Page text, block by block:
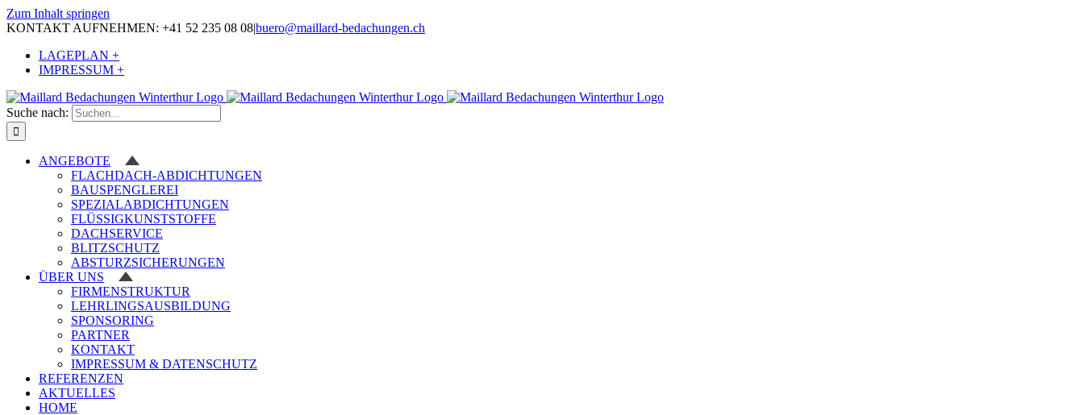
Zum Inhalt springen
KONTAKT AUFNEHMEN: +41 52 235 08 08|buero@maillard-bedachungen.ch
LAGEPLAN +
IMPRESSUM +
Suche nach:
ANGEBOTE
FLACHDACH-ABDICHTUNGEN
BAUSPENGLEREI
SPEZIALABDICHTUNGEN
FLÜSSIGKUNSTSTOFFE
DACHSERVICE
BLITZSCHUTZ
ABSTURZSICHERUNGEN
ÜBER UNS
FIRMENSTRUKTUR
LEHRLINGSAUSBILDUNG
SPONSORING
PARTNER
KONTAKT
IMPRESSUM & DATENSCHUTZ
REFERENZEN
AKTUELLES
HOME